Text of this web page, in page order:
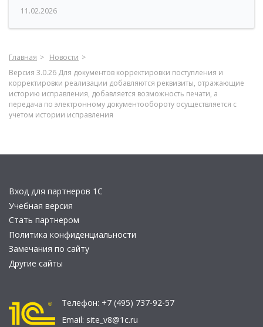
11.02.2026
Главная
Новости
Версия 3.0.26 Для документов корректировки поступления и
корректировки реализации добавляются реквизиты, отражающие
историю исправления, добавляется возможность печати, а
передача по электронному документообороту осуществляется с
учетом истории исправления
Вход для партнеров 1С
Учебная версия
Стать партнером
Политика конфиденциальности
Замечания по сайту
Другие сайты
Телефон: +7 (495) 737-92-57
Email: site_v8@1c.ru